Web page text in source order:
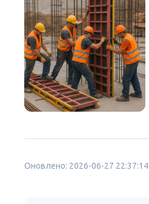
Оновлено: 2026-06-27 22:37:14